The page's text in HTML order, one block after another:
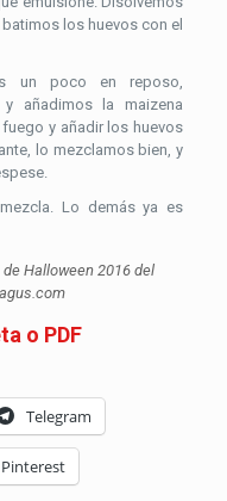
los huevos con el
un poco en reposo,
añadimos la maizena
y añadir los huevos
lo mezclamos bien, y
Lo demás ya es
Halloween 2016 del
o PDF
Telegram
Pinterest